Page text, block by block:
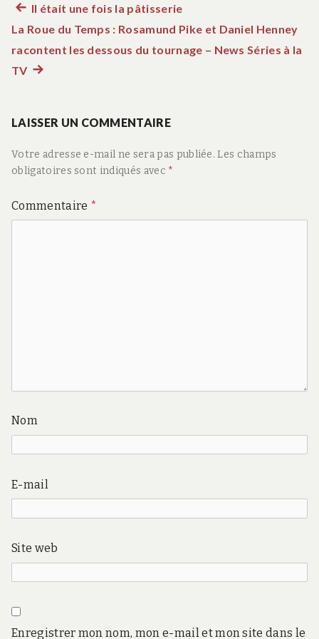
Navigation
de
Article
précédent :
Il était une fois la pâtisserie
La Roue du Temps : Rosamund Pike et Daniel Henney
racontent les dessous du tournage – News Séries à la
TVArticle
LAISSER UN COMMENTAIRE
Votre adresse e-mail ne sera pas publiée. Les champs
obligatoires sont indiqués avec *
Commentaire *
Nom
E-mail
Site web
Enregistrer mon nom, mon e-mail et mon site dans le